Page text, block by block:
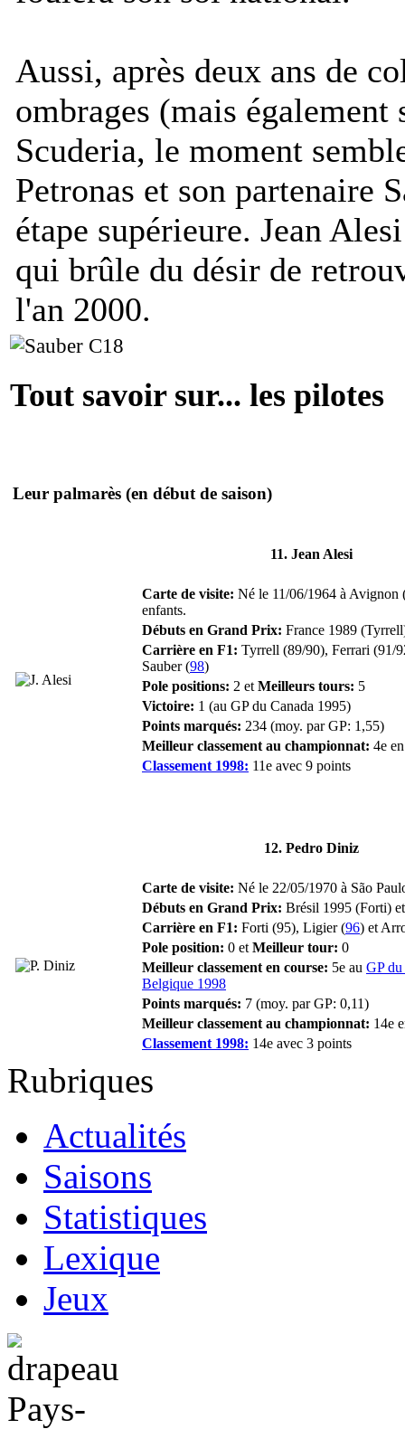
Aussi, après deux ans de
ombrages (mais également
Scuderia, le moment
Petronas et son partenaire
étape supérieure. Jean
qui brûle du désir de
l'an 2000.
Tout savoir sur... les pilotes
Leur palmarès (en début de saison)
11. Jean Alesi
Carte de visite: Né le 11/06/1964 à
enfants.
Débuts en Grand Prix: France 1989
Carrière en F1: Tyrrell (89/90), Ferrari (91/
Sauber (98)
Pole positions: 2 et Meilleurs tours: 5
Victoire: 1 (au GP du Canada 1995)
Points marqués: 234 (moy. par GP: 1,55)
Meilleur classement au championnat: 4e
Classement 1998: 11e avec 9 points
12. Pedro Diniz
Carte de visite: Né le 22/05/1970 à São
Débuts en Grand Prix: Brésil 1995 (Forti)
Carrière en F1: Forti (95), Ligier (96) et
Pole position: 0 et Meilleur tour: 0
Meilleur classement en course: 5e au GP
Belgique 1998
Points marqués: 7 (moy. par GP: 0,11)
Meilleur classement au championnat: 14e
Classement 1998: 14e avec 3 points
Rubriques
Actualités
Saisons
Statistiques
Lexique
Jeux